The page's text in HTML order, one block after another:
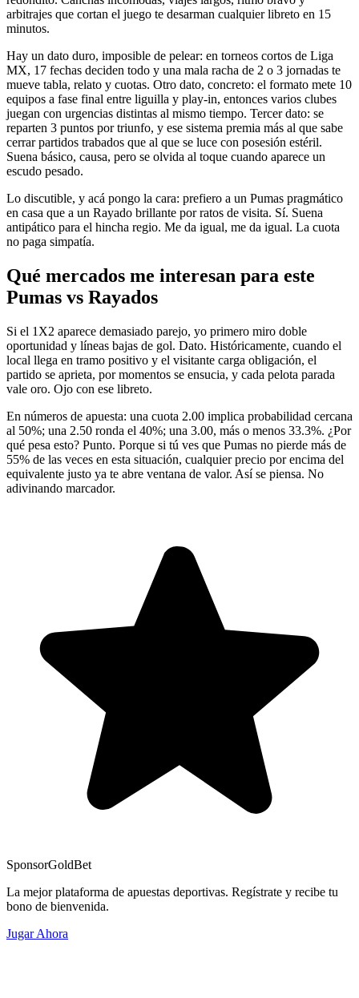
arbitrajes que cortan el juego te desarman cualquier libreto en 15
minutos.
Hay un dato duro, imposible de pelear: en torneos cortos de Liga
MX, 17 fechas deciden todo y una mala racha de 2 o 3 jornadas te
mueve tabla, relato y cuotas. Otro dato, concreto: el formato mete 10
equipos a fase final entre liguilla y play-in, entonces varios clubes
juegan con urgencias distintas al mismo tiempo. Tercer dato: se
reparten 3 puntos por triunfo, y ese sistema premia más al que sabe
cerrar partidos trabados que al que se luce con posesión estéril.
Suena básico, causa, pero se olvida al toque cuando aparece un
escudo pesado.
Lo discutible, y acá pongo la cara: prefiero a un Pumas pragmático
en casa que a un Rayado brillante por ratos de visita. Sí. Suena
antipático para el hincha regio. Me da igual, me da igual. La cuota
no paga simpatía.
Qué mercados me interesan para este
Pumas vs Rayados
Si el 1X2 aparece demasiado parejo, yo primero miro doble
oportunidad y líneas bajas de gol. Dato. Históricamente, cuando el
local llega en tramo positivo y el visitante carga obligación, el
partido se aprieta, por momentos se ensucia, y cada pelota parada
vale oro. Ojo con ese libreto.
En números de apuesta: una cuota 2.00 implica probabilidad cercana
al 50%; una 2.50 ronda el 40%; una 3.00, más o menos 33.3%. ¿Por
qué pesa esto? Punto. Porque si tú ves que Pumas no pierde más de
55% de las veces en esta situación, cualquier precio por encima del
equivalente justo ya te abre ventana de valor. Así se piensa. No
adivinando marcador.
SponsorGoldBet
La mejor plataforma de apuestas deportivas. Regístrate y recibe tu
bono de bienvenida.
Jugar Ahora